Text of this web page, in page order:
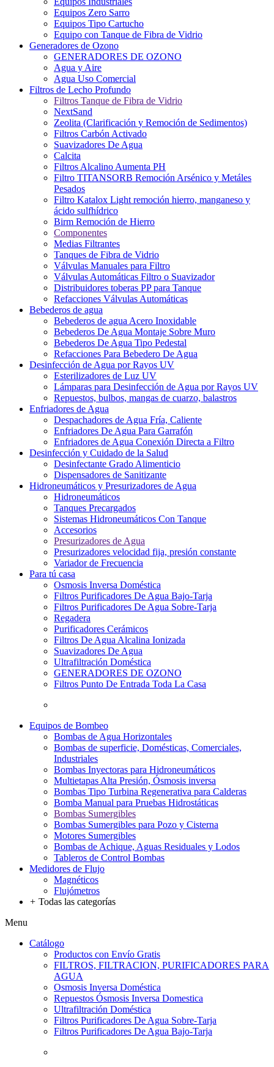
Equipos Zero Sarro
Equipos Tipo Cartucho
Equipo con Tanque de Fibra de Vidrio
Generadores de Ozono
GENERADORES DE OZONO
Agua y Aire
Agua Uso Comercial
Filtros de Lecho Profundo
Filtros Tanque de Fibra de Vidrio
NextSand
Zeolita (Clarificación y Remoción de Sedimentos)
Filtros Carbón Activado
Suavizadores De Agua
Calcita
Filtros Alcalino Aumenta PH
Filtro TITANSORB Remoción Arsénico y Metáles
Pesados
Filtro Katalox Light remoción hierro, manganeso y
ácido sulfhídrico
Birm Remoción de Hierro
Componentes
Medias Filtrantes
Tanques de Fibra de Vidrio
Válvulas Manuales para Filtro
Válvulas Automáticas Filtro o Suavizador
Distribuidores toberas PP para Tanque
Refacciones Válvulas Automáticas
Bebederos de agua
Bebederos de agua Acero Inoxidable
Bebederos De Agua Montaje Sobre Muro
Bebederos De Agua Tipo Pedestal
Refacciones Para Bebedero De Agua
Desinfección de Agua por Rayos UV
Esterilizadores de Luz UV
Lámparas para Desinfección de Agua por Rayos UV
Repuestos, bulbos, mangas de cuarzo, balastros
Enfriadores de Agua
Despachadores de Agua Fría, Caliente
Enfriadores De Agua Para Garrafón
Enfriadores de Agua Conexión Directa a Filtro
Desinfección y Cuidado de la Salud
Desinfectante Grado Alimenticio
Dispensadores de Sanitizante
Hidroneumáticos y Presurizadores de Agua
Hidroneumáticos
Tanques Precargados
Sistemas Hidroneumáticos Con Tanque
Accesorios
Presurizadores de Agua
Presurizadores velocidad fija, presión constante
Variador de Frecuencia
Para tú casa
Osmosis Inversa Doméstica
Filtros Purificadores De Agua Bajo-Tarja
Filtros Purificadores De Agua Sobre-Tarja
Regadera
Purificadores Cerámicos
Filtros De Agua Alcalina Ionizada
Suavizadores De Agua
Ultrafiltración Doméstica
GENERADORES DE OZONO
Filtros Punto De Entrada Toda La Casa
Equipos de Bombeo
Bombas de Agua Horizontales
Bombas de superficie, Domésticas, Comerciales,
Industriales
Bombas Inyectoras para Hidroneumáticos
Multietapas Alta Presión, Ósmosis inversa
Bombas Tipo Turbina Regenerativa para Calderas
Bomba Manual para Pruebas Hidrostáticas
Bombas Sumergibles
Bombas Sumergibles para Pozo y Cisterna
Motores Sumergibles
Bombas de Achique, Aguas Residuales y Lodos
Tableros de Control Bombas
Medidores de Flujo
Magnéticos
Flujómetros
+ Todas las categorías
Menu
Catálogo
Productos con Envío Gratis
FILTROS, FILTRACION, PURIFICADORES PARA
AGUA
Osmosis Inversa Doméstica
Repuestos Ósmosis Inversa Domestica
Ultrafiltración Doméstica
Filtros Purificadores De Agua Sobre-Tarja
Filtros Purificadores De Agua Bajo-Tarja